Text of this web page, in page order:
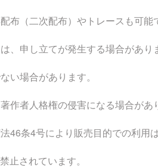
布（二次配布）やトレースも可能
、申し立てが発生する場合があり
い場合があります。
作者人格権の侵害になる場合があ
46条4号により販売目的での利用は
止されています。